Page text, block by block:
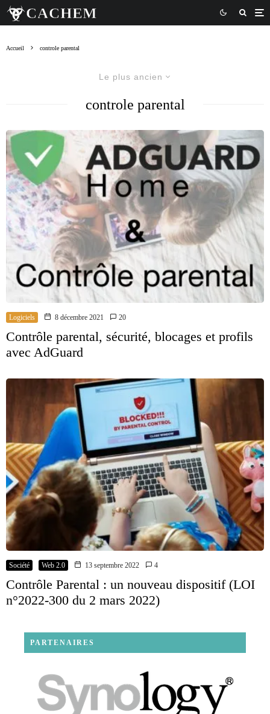
Accueil controle parental
Le plus ancien
controle parental
Logiciels 8 décembre 2021 20
Contrôle parental, sécurité, blocages et profils
avec AdGuard
Société Web 2.0 13 septembre 2022 4
Contrôle Parental : un nouveau dispositif (LOI
n°2022-300 du 2 mars 2022)
PARTENAIRES